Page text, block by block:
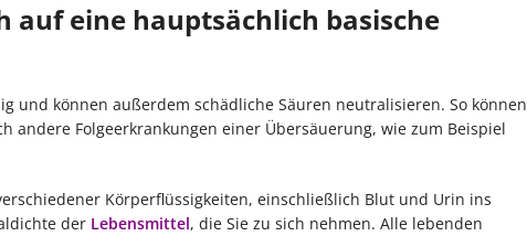
auf eine hauptsächlich basische
und können außerdem schädliche Säuren neutralisieren. So können
andere Folgeerkrankungen einer Übersäuerung, wie zum Beispiel
Körperflüssigkeiten, einschließlich Blut und Urin ins
der Lebensmittel, die Sie zu sich nehmen. Alle lebenden